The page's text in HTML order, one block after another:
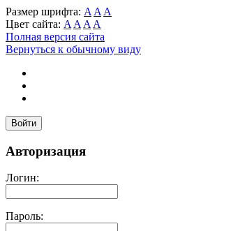
Размер шрифта: A A A
Цвет сайта: A A A A
Полная версия сайта
Вернуться к обычному виду
Войти
Авторизация
Логин:
Пароль: